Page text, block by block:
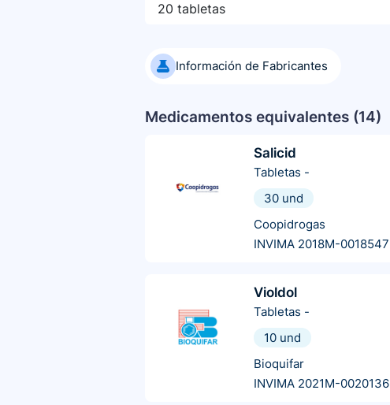
20 tabletas
Información de Fabricantes
Medicamentos equivalentes (14)
Salicid
Tabletas -
30 und
Coopidrogas
INVIMA 2018M-0018547
Violdol
Tabletas -
10 und
Bioquifar
INVIMA 2021M-0020136